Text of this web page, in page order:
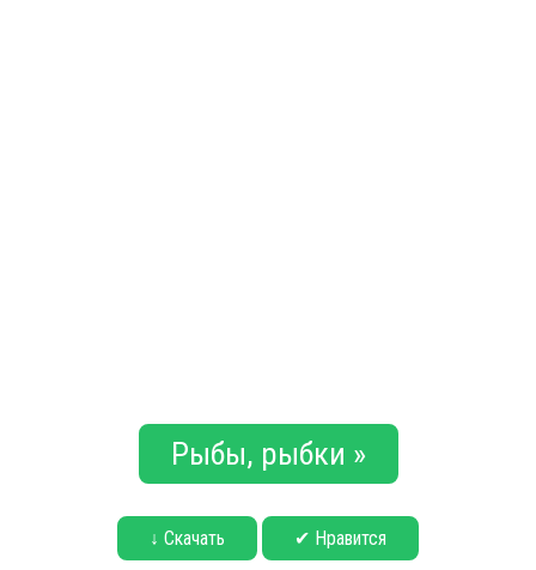
Рыбы, рыбки »
↓ Скачать ✔ Нравится